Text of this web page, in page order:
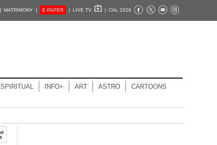
MATRIMONY | E-PAPER | LIVE TV | CAL 2026
SPIRITUAL INFO+ ART ASTRO CARTOONS